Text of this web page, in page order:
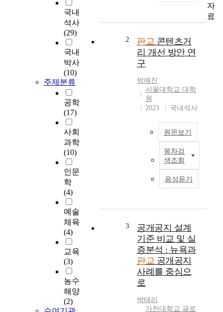
국내
석사
(29)
국내
박사
(10)
주제분류
공학
(17)
사회
과학
(10)
인문
학
(4)
예술
체육
(4)
교육
(3)
농수
해양
(2)
2 판교 콘텐츠거
리 개선 방안 연
구
박예진
서울대학교 대학
원
2023
국내석사
원문보기
목차검
색조회
음성듣기
3
공개공지 설계
기준 비교 및 실
증분석 : 뉴욕과
판교 공개공지
사례를 중심으
로
박태리
가천대학교 글로
자
료